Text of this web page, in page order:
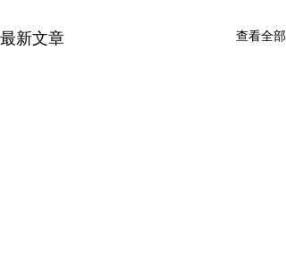
最新文章 查看全部